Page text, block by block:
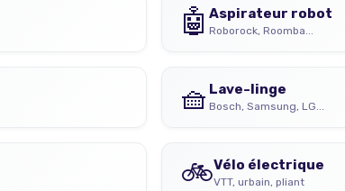
🤖 Aspirateur robot
Roborock, Roomba...
🧺 Lave-linge
Bosch, Samsung, LG...
🚲Vélo électrique
VTT, urbain, pliant